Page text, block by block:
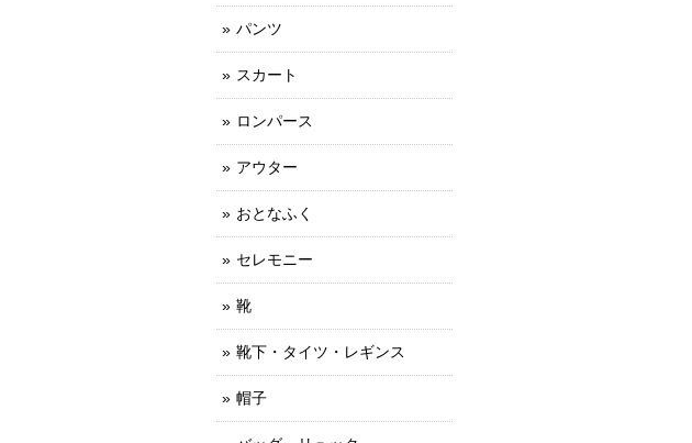
パンツ
スカート
ロンパース
アウター
おとなふく
セレモニー
靴
靴下・タイツ・レギンス
帽子